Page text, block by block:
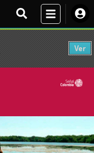
Ver